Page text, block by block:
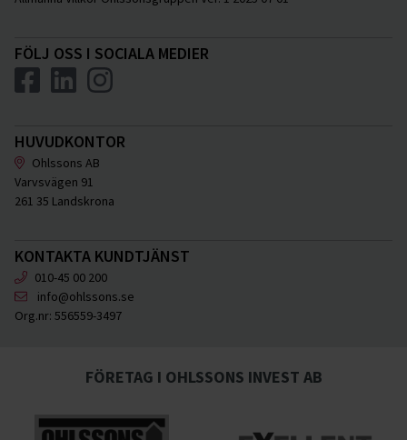
FÖLJ OSS I SOCIALA MEDIER
HUVUDKONTOR
Ohlssons AB
Varvsvägen 91
261 35 Landskrona
KONTAKTA KUNDTJÄNST
010-45 00 200
info@ohlssons.se
Org.nr: 556559-3497
FÖRETAG I OHLSSONS INVEST AB